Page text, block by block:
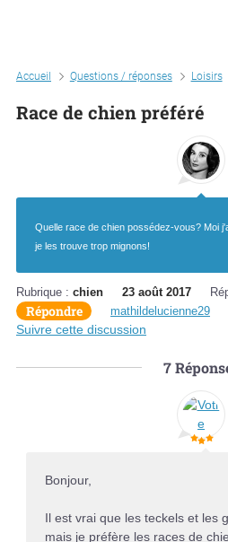
Accueil Questions / réponses Loisirs
Race de chien préféré
Quelle race de chien possédez-vous? Moi
je les trouve trop mignons!
Rubrique : chien 23 août 2017
Répondre mathildelucienne29
Suivre cette discussion
7
Bonjour,
Il est vrai que les teckels et les
mais je préfère les races de